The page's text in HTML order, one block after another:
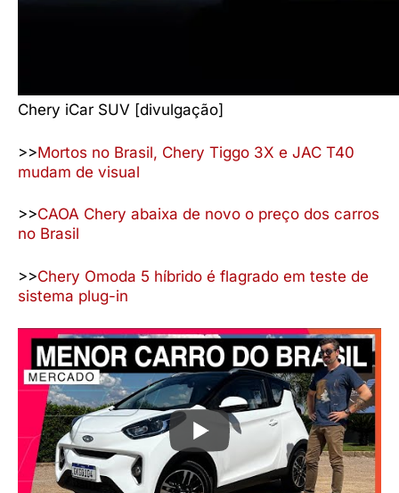
Chery iCar SUV [divulgação]
>>Mortos no Brasil, Chery Tiggo 3X e JAC T40
mudam de visual
>>CAOA Chery abaixa de novo o preço dos carros
no Brasil
>>Chery Omoda 5 híbrido é flagrado em teste de
sistema plug-in